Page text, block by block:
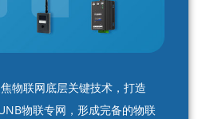
物联网底层关键技术，打造
物联专网，形成完备的物联